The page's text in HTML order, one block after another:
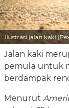
Ilustrasi jalan kaki
Jalan kaki
pemula untuk
berdampak
Menurut